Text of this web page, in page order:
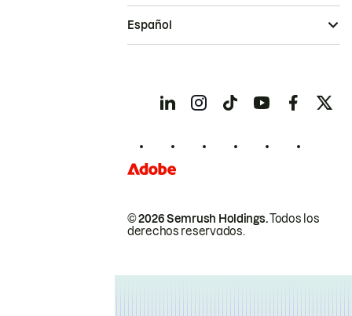
© 2026 Semrush Holdings.Todos los
derechos reservados.
Español